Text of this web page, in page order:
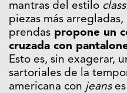
mantras del estilo
piezas más
prendas propone un
cruzada con
Esto es, sin exagerar,
sartoriales de la
americana con jeanses